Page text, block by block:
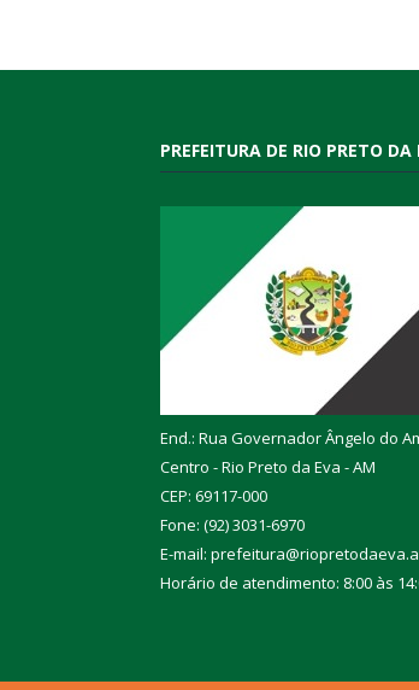
PREFEITURA DE RIO PRETO DA
End.: Rua Governador Ângelo do
Centro - Rio Preto da Eva - AM
CEP: 69117-000
Fone: (92) 3031-6970
E-mail:
Horário de atendimento: 8:00 às